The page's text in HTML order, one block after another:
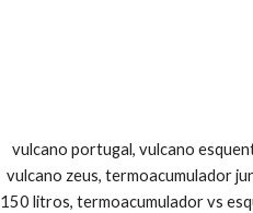
vulcano portugal, vulcano
vulcano zeus, termoacumulador
150 litros, termoacumulador vs